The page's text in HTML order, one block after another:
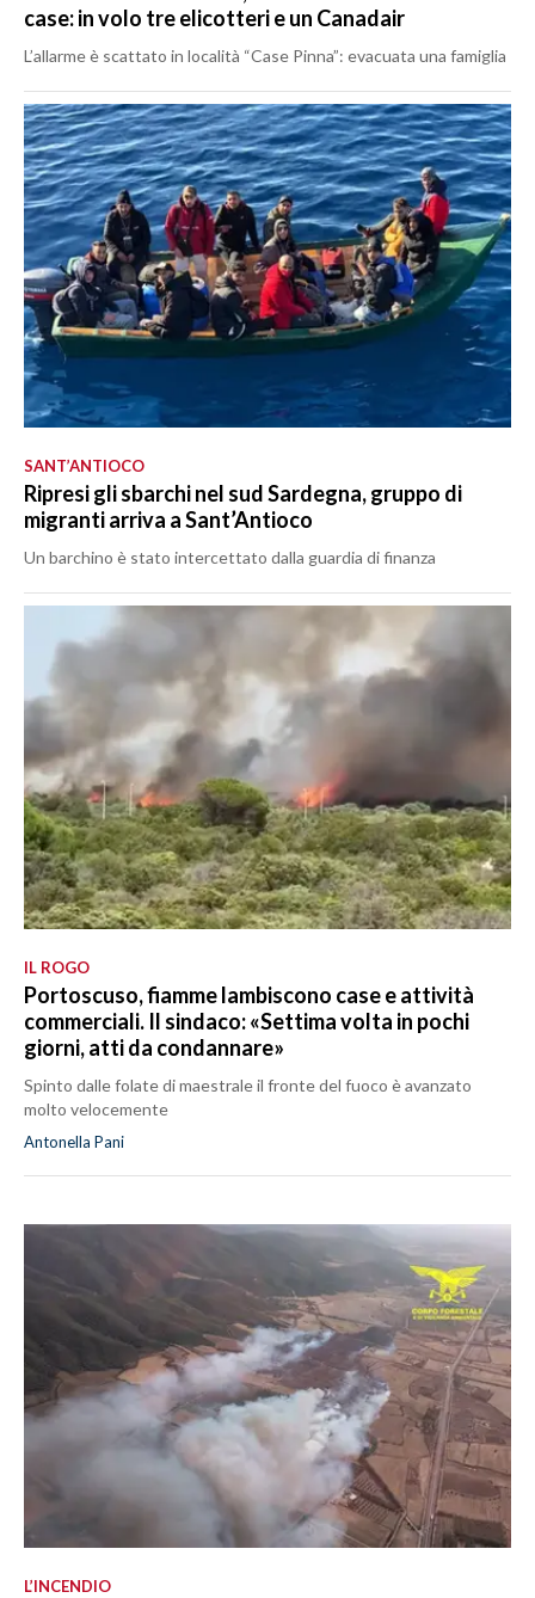
case: in volo tre elicotteri e un Canadair
L’allarme è scattato in località “Case Pinna”: evacuata una famiglia
SANT’ANTIOCO
Ripresi gli sbarchi nel sud Sardegna, gruppo di
migranti arriva a Sant’Antioco
Un barchino è stato intercettato dalla guardia di finanza
IL ROGO
Portoscuso, fiamme lambiscono case e attività
commerciali. Il sindaco: «Settima volta in pochi
giorni, atti da condannare»
Spinto dalle folate di maestrale il fronte del fuoco è avanzato
molto velocemente
Antonella Pani
L’INCENDIO